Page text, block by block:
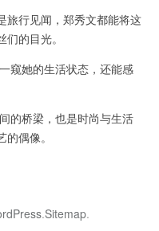
行见闻，郑秀文都能将这
的目光。
她的生活状态，还能感
桥梁，也是时尚与生活
偶像。
.Sitemap.